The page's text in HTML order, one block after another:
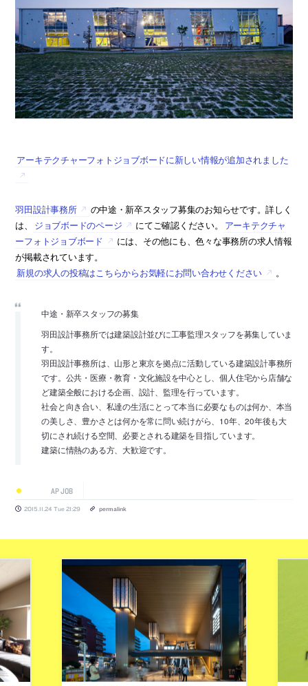
アーキテクチャーフォトジョブボードに新しい情報が追加されました
羽田設計事務所
の中途・新卒スタッフ募集のお知らせです。詳しく
は、
ジョブボードのページ にてご確認ください。
アーキテクチャ
ーフォトジョブボード
には、その他にも、色々な事務所の求人情報
が掲載されています。
新規の求人の投稿はこちらからお気軽にお問い合わせください
。
中途・新卒スタッフの募集
羽田設計事務所では建築設計並びに工事監理スタッフを募集していま
す。
羽田設計事務所は、山形と東京を拠点に活動している建築設計事務所
です。公共・医療・教育・文化施設を中心とし、個人住宅から店舗な
ど建築全般における企画、設計、監理を行っています。
社会と向き合い、私達の生活にとって本当に必要なものは何か、本当
の美しさ、豊かさとは何かを常に問い続けがら、10年、20年後も大
切にされ続ける空間、必要とされる建築を目指しています。
建築に情熱のある方、大歓迎です。
AP JOB
2015.11.24 Tue 21:29 permalink